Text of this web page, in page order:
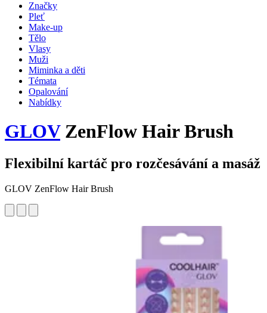
Značky
Pleť
Make-up
Tělo
Vlasy
Muži
Miminka a děti
Témata
Opalování
Nabídky
GLOVZenFlow Hair Brush
Flexibilní kartáč pro rozčesávání a masáž
GLOV ZenFlow Hair Brush